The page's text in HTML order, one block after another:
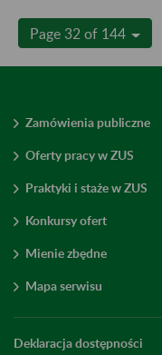
Page 32 of 144
Zamówienia publiczne
Oferty pracy w ZUS
Praktyki i staże w ZUS
Konkursy ofert
Mienie zbędne
Mapa serwisu
Deklaracja dostępności